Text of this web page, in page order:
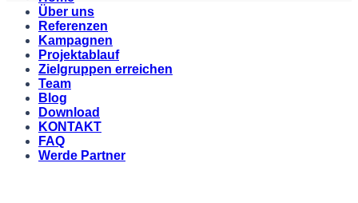
Über uns
Referenzen
Kampagnen
Projektablauf
Zielgruppen erreichen
Team
Blog
Download
KONTAKT
FAQ
Werde Partner